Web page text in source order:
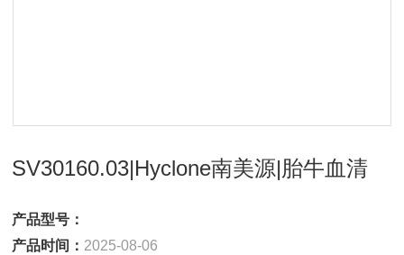
SV30160.03|Hyclone南美源|胎牛血清
产品型号：
产品时间： 2025-08-06